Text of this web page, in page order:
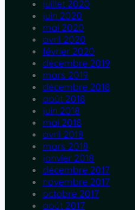
juillet 2020
juin 2020
mai 2020
avril 2020
février 2020
décembre 2019
mars 2019
décembre 2018
août 2018
juin 2018
mai 2018
avril 2018
mars 2018
janvier 2018
décembre 2017
novembre 2017
octobre 2017
août 2017